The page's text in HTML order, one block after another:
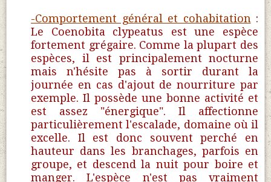
-Comportement général et cohabitation :
Le Coenobita clypeatus est une espèce
fortement grégaire. Comme la plupart des
espèces, il est principalement nocturne
mais n'hésite pas à sortir durant la
journée en cas d'ajout de nourriture par
exemple. Il possède une bonne activité et
est assez "énergique". Il affectionne
particulièrement l'escalade, domaine où il
excelle. Il est donc souvent perché en
hauteur dans les branchages, parfois en
groupe, et descend la nuit pour boire et
manger. L'espèce n'est pas vraiment